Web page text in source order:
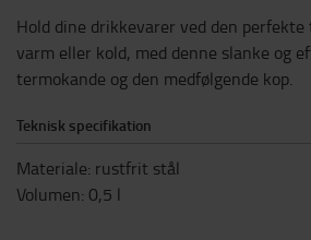
Hold dine drikkevarer ved den
varm eller kold, med denne slanke og
termokande og den medfølgende kop.
Teknisk specifikation
Materiale: rustfrit stål
Volumen: 0,5 l